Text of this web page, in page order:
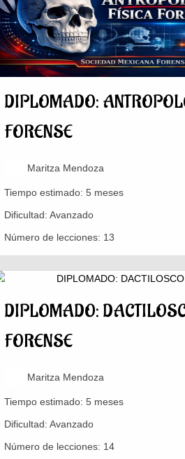
DIPLOMADO:
FORENSE
Maritza Mendoza
Tiempo estimado: 5 meses
Dificultad: Avanzado
Número de lecciones: 13
DIPLOMADO:
FORENSE
Maritza Mendoza
Tiempo estimado: 5 meses
Dificultad: Avanzado
Número de lecciones: 14